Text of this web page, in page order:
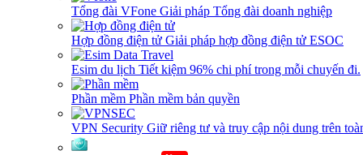
Tổng đài VFone Giải pháp Tổng đài doanh nghiệp
Hợp đồng điện tử Giải pháp hợp đồng điện tử ESOC
Esim du lịch Tiết kiệm 96% chi phí trong mỗi chuyến đi.
Phần mềm Phần mềm bản quyền
VPN Security Giữ riêng tư và truy cập nội dung trên